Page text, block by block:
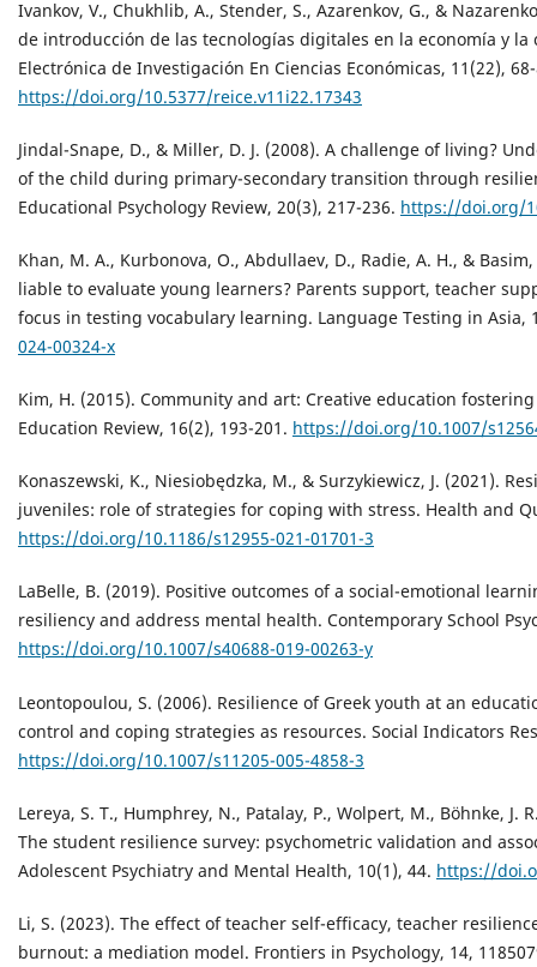
Ivankov, V., Chukhlib, A., Stender, S., Azarenkov, G., &
de introducción de las tecnologías digitales en la economía y la
Electrónica de Investigación En Ciencias Económicas, 11(22),
https://doi.org/10.5377/reice.v11i22.17343
Jindal-Snape, D., & Miller, D. J. (2008). A challenge of living?
of the child during primary-secondary transition through
Educational Psychology Review, 20(3), 217-236. https://doi.org/
Khan, M. A., Kurbonova, O., Abdullaev, D., Radie, A. H., &
liable to evaluate young learners? Parents support, teacher
focus in testing vocabulary learning. Language Testing in Asia,
024-00324-x
Kim, H. (2015). Community and art: Creative education
Education Review, 16(2), 193-201. https://doi.org/10.1007/
Konaszewski, K., Niesiobędzka, M., & Surzykiewicz, J. (2021).
juveniles: role of strategies for coping with stress. Health and
https://doi.org/10.1186/s12955-021-01701-3
LaBelle, B. (2019). Positive outcomes of a social-emotional
resiliency and address mental health. Contemporary School
https://doi.org/10.1007/s40688-019-00263-y
Leontopoulou, S. (2006). Resilience of Greek youth at an
control and coping strategies as resources. Social Indicators
https://doi.org/10.1007/s11205-005-4858-3
Lereya, S. T., Humphrey, N., Patalay, P., Wolpert, M., Böhnke, J.
The student resilience survey: psychometric validation and
Adolescent Psychiatry and Mental Health, 10(1), 44. https://
Li, S. (2023). The effect of teacher self-efficacy, teacher
burnout: a mediation model. Frontiers in Psychology, 14,